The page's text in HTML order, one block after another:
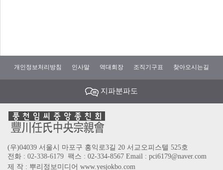
개인정보처리방침 인사말 역대회장 조직기구표 찾아오시는길
지파분파도
(우)04039 서울시 마포구 홍익로3길 20 서교오피스텔 525호
전화 : 02-338-6179 팩스 : 02-334-8567 Email : pci6179@naver.com
제 작 : 뿌리정보미디어 www.yesjokbo.com